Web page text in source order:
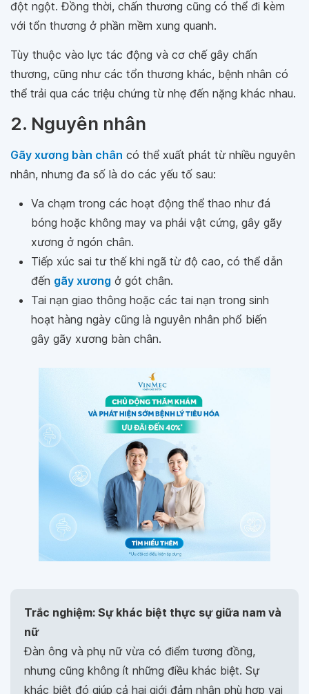
đột ngột. Đồng thời, chấn thương cũng có thể đi kèm
với tổn thương ở phần mềm xung quanh.
Tùy thuộc vào lực tác động và cơ chế gây chấn
thương, cũng như các tổn thương khác, bệnh nhân có
thể trải qua các triệu chứng từ nhẹ đến nặng khác nhau.
2. Nguyên nhân
Gãy xương bàn chân có thể xuất phát từ nhiều nguyên
nhân, nhưng đa số là do các yếu tố sau:
Va chạm trong các hoạt động thể thao như đá
bóng hoặc không may va phải vật cứng, gây gãy
xương ở ngón chân.
Tiếp xúc sai tư thế khi ngã từ độ cao, có thể dẫn
đến gãy xương ở gót chân.
Tai nạn giao thông hoặc các tai nạn trong sinh
hoạt hàng ngày cũng là nguyên nhân phổ biến
gây gãy xương bàn chân.
Trắc nghiệm: Sự khác biệt thực sự giữa nam và
nữ
Đàn ông và phụ nữ vừa có điểm tương đồng,
nhưng cũng không ít những điều khác biệt. Sự
khác biệt đó giúp cả hai giới đảm nhận phù hợp vai